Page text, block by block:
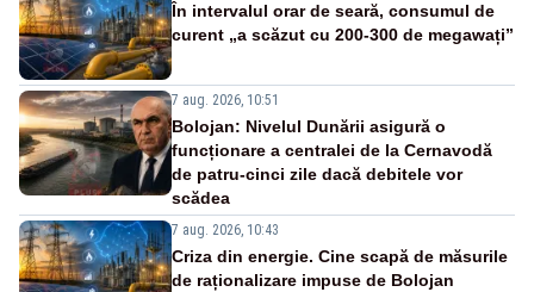
În intervalul orar de seară, consumul de
curent „a scăzut cu 200-300 de megawați”
7 aug. 2026, 10:51
Bolojan: Nivelul Dunării asigură o
funcționare a centralei de la Cernavodă
de patru-cinci zile dacă debitele vor
scădea
7 aug. 2026, 10:43
Criza din energie. Cine scapă de măsurile
de raționalizare impuse de Bolojan